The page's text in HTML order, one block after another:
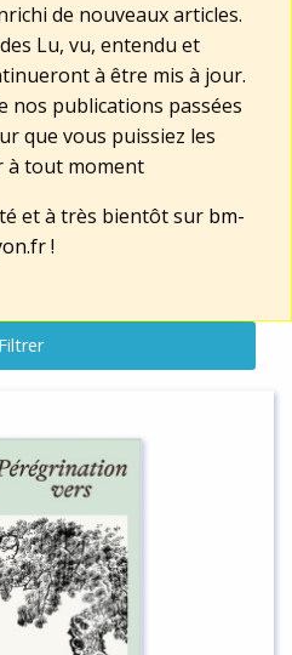
de nouveaux articles.
Lu, vu, entendu et
à être mis à jour.
nos publications passées
que vous puissiez les
à tout moment
et à très bientôt sur bm-
!
Filtrer